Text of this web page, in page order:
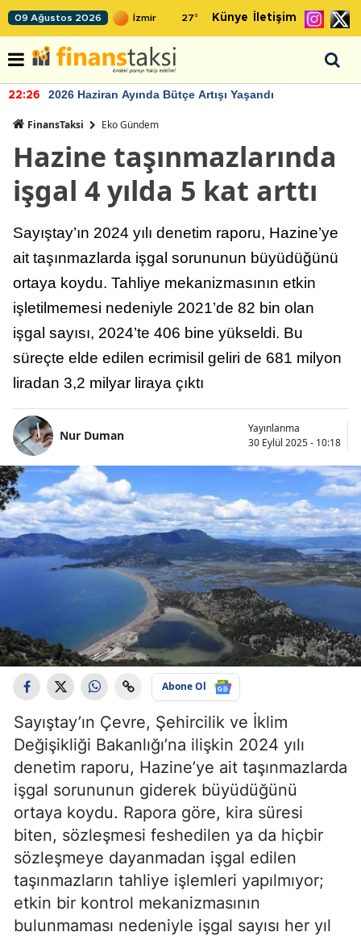
09 Ağustos 2026 27° Künye İletişim
22:26 2026 Haziran Ayında Bütçe Artışı Yaşandı
FinansTaksi Eko Gündem
Hazine taşınmazlarında
işgal 4 yılda 5 kat arttı
Sayıştay’ın 2024 yılı denetim raporu, Hazine’ye
ait taşınmazlarda işgal sorununun büyüdüğünü
ortaya koydu. Tahliye mekanizmasının etkin
işletilmemesi nedeniyle 2021’de 82 bin olan
işgal sayısı, 2024’te 406 bine yükseldi. Bu
süreçte elde edilen ecrimisil geliri de 681 milyon
liradan 3,2 milyar liraya çıktı
Nur Duman
Yayınlanma
30 Eylül 2025 - 10:18
Abone Ol
Sayıştay’ın Çevre, Şehircilik ve İklim
Değişikliği Bakanlığı’na ilişkin 2024 yılı
denetim raporu, Hazine’ye ait taşınmazlarda
işgal sorununun giderek büyüdüğünü
ortaya koydu. Rapora göre, kira süresi
biten, sözleşmesi feshedilen ya da hiçbir
sözleşmeye dayanmadan işgal edilen
taşınmazların tahliye işlemleri yapılmıyor;
etkin bir kontrol mekanizmasının
bulunmaması nedeniyle işgal sayısı her yıl